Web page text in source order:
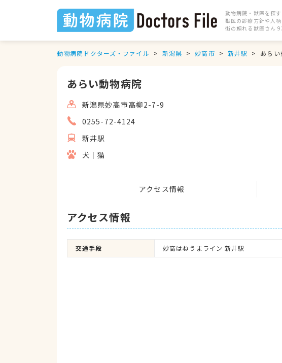
動物病院・獣医を探
獣医の診療方針や人
街の頼れる獣医さん
動物病院ドクターズ・ファイル 新潟県 妙高市 新井駅 あらい
あらい動物病院
新潟県妙高市高柳2-7-9
0255-72-4124
新井駅
犬
猫
アクセス情報
アクセス情報
交通手段 妙高はねうまライン 新井駅